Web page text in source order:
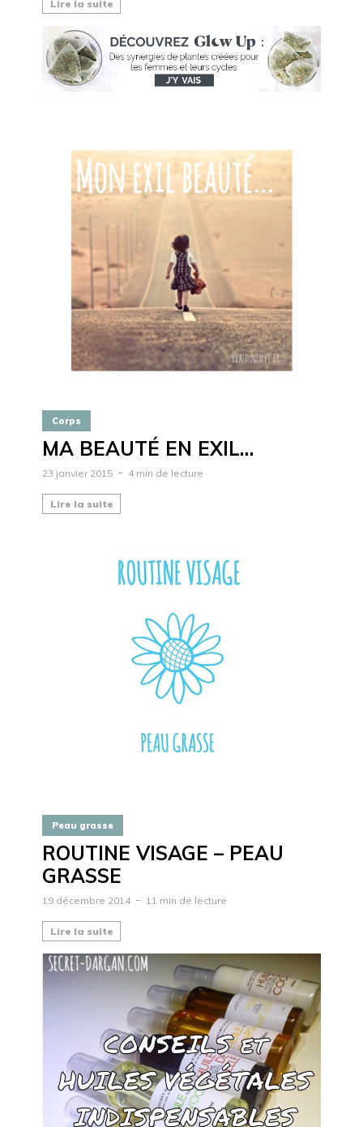
Lire la suite
Corps
MA BEAUTÉ EN EXIL…
23 janvier 2015 4 min de lecture
Lire la suite
Peau grasse
ROUTINE VISAGE – PEAU
GRASSE
19 décembre 2014 11 min de lecture
Lire la suite